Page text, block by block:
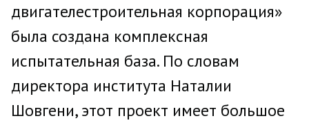
двигателестроительная корпорация»
была создана комплексная
испытательная база. По словам
директора института Наталии
Шовгени, этот проект имеет большое